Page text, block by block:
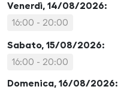
Venerdì, 14/08/2026:
16:00 - 20:00
Sabato, 15/08/2026:
16:00 - 20:00
Domenica, 16/08/2026: